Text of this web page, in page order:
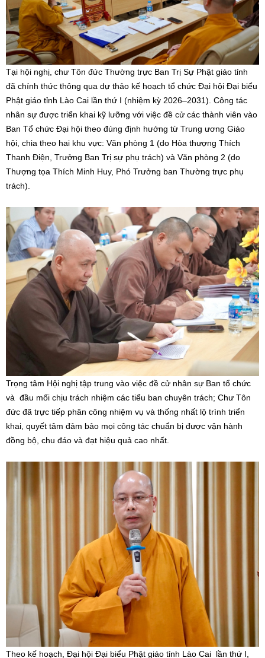
Tại hội nghị, chư Tôn đức Thường trực Ban Trị Sự Phật giáo tỉnh
đã chính thức thông qua dự thảo kế hoạch tổ chức Đại hội Đại biểu
Phật giáo tỉnh Lào Cai lần thứ I (nhiệm kỳ 2026–2031). Công tác
nhân sự được triển khai kỹ lưỡng với việc đề cử các thành viên vào
Ban Tổ chức Đại hội theo đúng định hướng từ Trung ương Giáo
hội, chia theo hai khu vực: Văn phòng 1 (do Hòa thượng Thích
Thanh Điện, Trưởng Ban Trị sự phụ trách) và Văn phòng 2 (do
Thượng tọa Thích Minh Huy, Phó Trưởng ban Thường trực phụ
trách).
Trọng tâm Hội nghị tập trung vào việc đề cử nhân sự Ban tổ chức
và đầu mối chịu trách nhiệm các tiểu ban chuyên trách; Chư Tôn
đức đã trực tiếp phân công nhiệm vụ và thống nhất lộ trình triển
khai, quyết tâm đảm bảo mọi công tác chuẩn bị được vận hành
đồng bộ, chu đáo và đạt hiệu quả cao nhất.
Theo kế hoạch, Đại hội Đại biểu Phật giáo tỉnh Lào Cai lần thứ I,